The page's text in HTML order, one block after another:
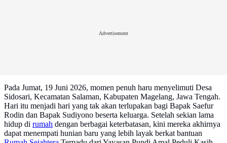
Advertisement
Pada Jumat, 19 Juni 2026, momen penuh haru menyelimuti Desa
Sidosari, Kecamatan Salaman, Kabupaten Magelang, Jawa Tengah.
Hari itu menjadi hari yang tak akan terlupakan bagi Bapak Saefur
Rodin dan Bapak Sudiyono beserta keluarga. Setelah sekian lama
hidup di rumah dengan berbagai keterbatasan, kini mereka akhirnya
dapat menempati hunian baru yang lebih layak berkat bantuan